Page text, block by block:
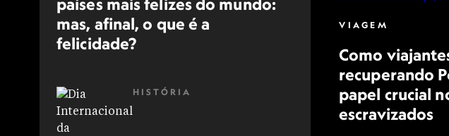
países mais felizes do mundo:
mas, afinal, o que é a
felicidade?
HISTÓRIA
VIAGEM
Como
recuperando
papel crucial
escravizados